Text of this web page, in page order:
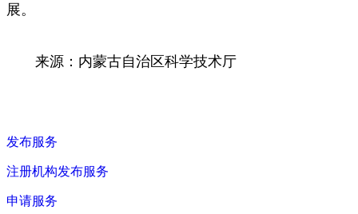
展。
来源：内蒙古自治区科学技术厅
发布服务
注册机构发布服务
申请服务